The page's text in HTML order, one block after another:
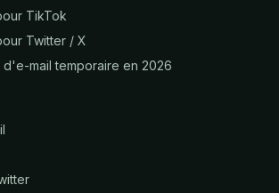
TikTok
Twitter / X
mail temporaire en 2026